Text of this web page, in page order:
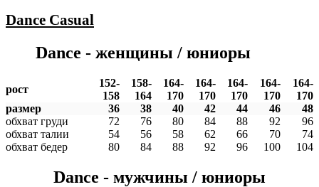
Dance Casual
Dance - женщины / юниоры
рост
152-
158
158-
164
164-
170
164-
170
164-
170
164-
170
164-
170
размер
36 38 40 42 44 46
48
обхват груди
72 76 80 84 88 92
96
обхват талии
54 56 58 62 66 70
74
обхват бедер
80 84 88 92 96 100 104
Dance - мужчины / юниоры